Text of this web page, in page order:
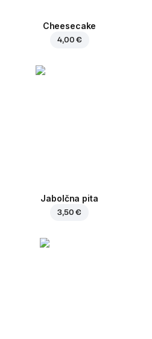
Cheesecake
4,00 €
Jabolčna pita
3,50 €